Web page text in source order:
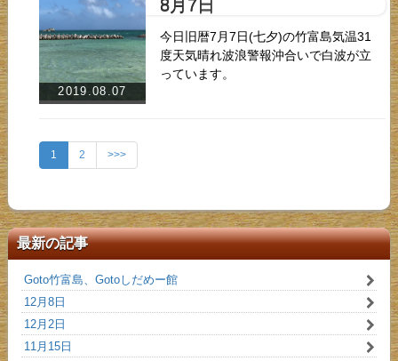
2019.08.07
8月7日
今日旧暦7月7日(七夕)の竹富島気温31
度天気晴れ波浪警報沖合いで白波が立
っています。
1 2 >>>
最新の記事
Goto竹富島、Gotoしだめー館
12月8日
12月2日
11月15日